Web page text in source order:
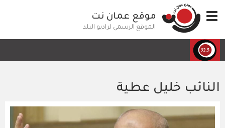
إلى
المحتوى
الرئيسي
Toggle
navigation
موقع عمان نت
الموقع الرسمي لراديو البلد
النائب خليل عطية